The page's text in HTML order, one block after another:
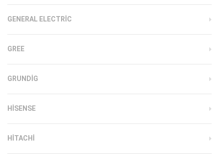
GENERAL ELECTRIC
GREE
GRUNDIG
HISENSE
HITACHI